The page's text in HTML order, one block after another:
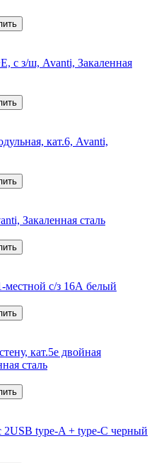
с з/ш, Avanti, Закаленная
кат.6, Avanti,
Закаленная сталь
местной с/з 16А белый
кат.5e двойная
сталь
2USB type-A + type-C черный